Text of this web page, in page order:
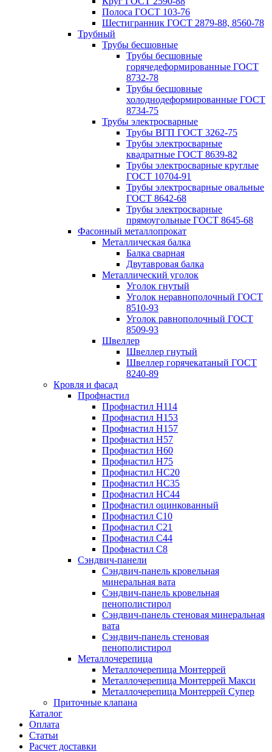
Полоса ГОСТ 103-76
Шестигранник ГОСТ 2879-88, 8560-78
Трубный
Трубы бесшовные
Трубы бесшовные
горячедеформированные ГОСТ
8732-78
Трубы бесшовные
холоднодеформированные ГОСТ
8734-75
Трубы электросварные
Трубы ВГП ГОСТ 3262-75
Трубы электросварные
квадратные ГОСТ 8639-82
Трубы электросварные круглые
ГОСТ 10704-91
Трубы электросварные овальные
ГОСТ 8642-68
Трубы электросварные
прямоугольные ГОСТ 8645-68
Фасонный металлопрокат
Металлическая балка
Балка сварная
Двутавровая балка
Металлический уголок
Уголок гнутый
Уголок неравнополочный ГОСТ
8510-93
Уголок равнополочный ГОСТ
8509-93
Швеллер
Швеллер гнутый
Швеллер горячекатаный ГОСТ
8240-89
Кровля и фасад
Профнастил
Профнастил Н114
Профнастил Н153
Профнастил Н157
Профнастил Н57
Профнастил Н60
Профнастил Н75
Профнастил НС20
Профнастил НС35
Профнастил НС44
Профнастил оцинкованный
Профнастил С10
Профнастил С21
Профнастил С44
Профнастил С8
Сэндвич-панели
Сэндвич-панель кровельная
минеральная вата
Сэндвич-панель кровельная
пенополистирол
Сэндвич-панель стеновая минеральная
вата
Сэндвич-панель стеновая
пенополистирол
Металлочерепица
Металлочерепица Монтеррей
Металлочерепица Монтеррей Макси
Металлочерепица Монтеррей Супер
Приточные клапана
Каталог
Оплата
Статьи
Расчет доставки